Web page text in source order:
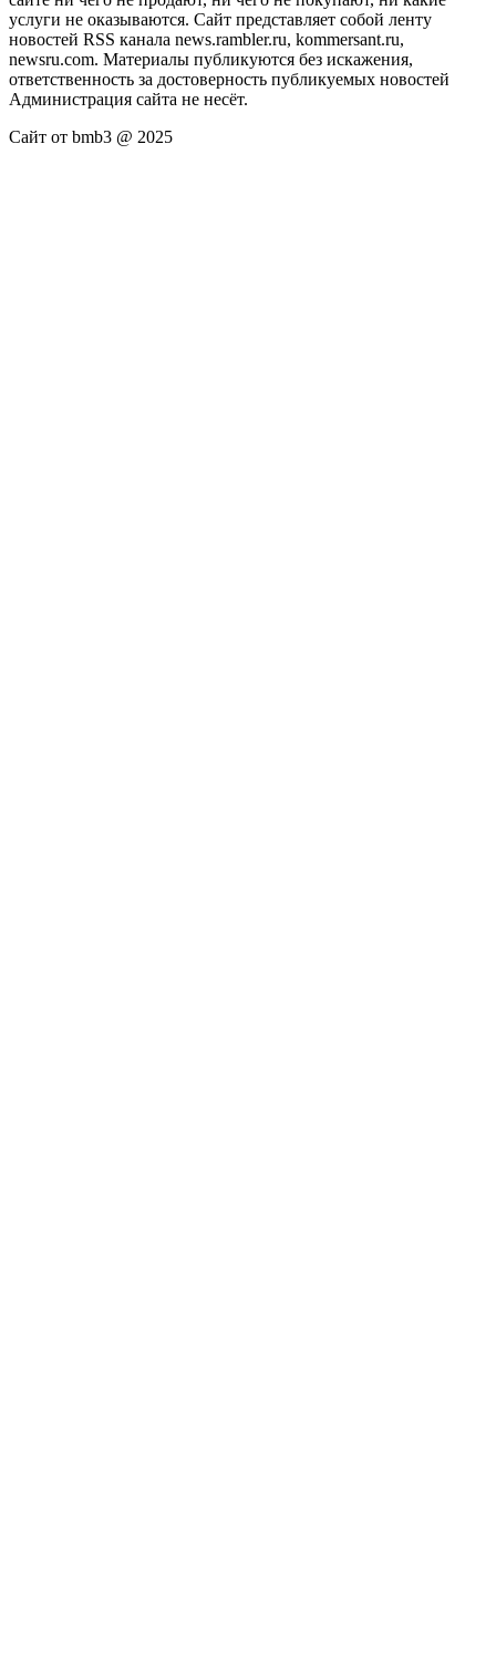
услуги не оказываются. Сайт представляет собой ленту
новостей RSS канала news.rambler.ru, kommersant.ru,
newsru.com. Материалы публикуются без искажения,
ответственность за достоверность публикуемых новостей
Администрация сайта не несёт.
Сайт от bmb3 @ 2025